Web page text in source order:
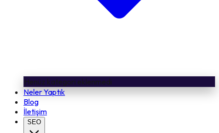
Henüz kategori eklenmedi
Neler Yaptık
Blog
İletişim
SEO